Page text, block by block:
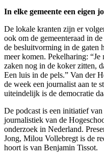
In elke gemeente een eigen
De lokale kranten zijn er
ook om de gemeenteraad in
de besluitvorming in de gaten
meer komen. Pekelharing:
zaken nog in de koker zitten,
Een luis in de pels.” Van der
de week een journalist aan te
uiteindelijk is de democratie
De podcast is een initiatief
journalistiek van de
onderzoek in Nederland.
Jong, Milou Vollebregt is de
hoort is van Benjamin Tissot.